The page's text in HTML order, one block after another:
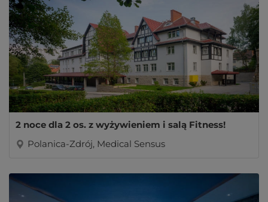
2 noce dla 2 os. z wyżywieniem i salą Fitness!
Polanica-Zdrój, Medical Sensus